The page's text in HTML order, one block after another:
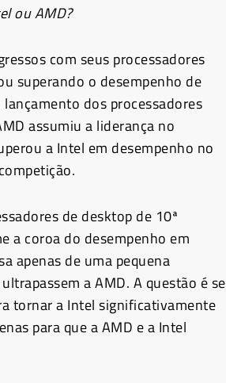
ou AMD?
com seus processadores
superando o desempenho de
lançamento dos processadores
assumiu a liderança no
a Intel em desempenho no
de desktop de 10ª
a coroa do desempenho em
apenas de uma pequena
a AMD. A questão é se
tornar a Intel significativamente
para que a AMD e a Intel